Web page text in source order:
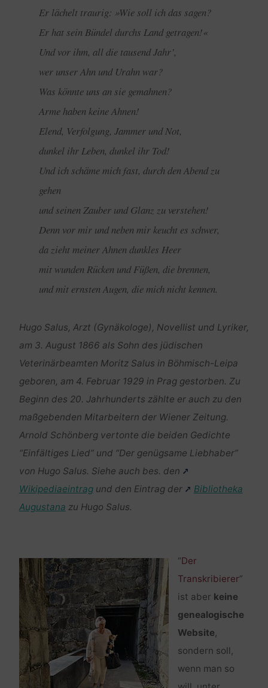
Er lächelt traurig: »Wie soll ich das sagen?
Er hat sein Bündel durchs Land getragen!«
Und vor ihm, all die tausend Jahr’,
wer unser Ahn und Urahn war?
Was könnte uns an sie gemahnen?
Arme haben keine Ahnen!
Elend, Verfolgung, Jammer und Not,
dunkel ihr Leben, dunkel ihr Tod!
Und ich schäme mich fast, durch den Abend zu
gehen
und seinen Zauber und Glanz zu verstehen!
Denn vor mir und neben mir keucht es schwer,
da zieht meiner Ahnen dunkles Heer
mit wunden Rücken und Füßen, die brennen,
und mit ernsten Augen, die mich nicht kennen.
Hugo Salus, Arzt (Gynäkologe), Novellist und Lyriker,
am 3. August 1866 als Sohn des jüdischen
Veterinärbeamten Moritz Salus in Böhmisch-Leipa
geboren, am 4. Februar 1929 in Prag gestorben. Zu
Beginn des 20. Jahrhunderts zählte er auch zu den
maßgebenden Mitarbeitern der Wiener Zeitung.
Arnold Schönberg vertonte die beiden Gedichte
“Einfältiges Lied” und “Der genügsame Liebhaber”
von Hugo Salus. Siehe auch bes. den
Wikipediaeintragund den Eintrag der
Bibliotheka
Augustana zu Hugo Salus.
“Der
Transkribierer”
ist aber keine
genealogische
Website,
sondern soll,
wenn man so